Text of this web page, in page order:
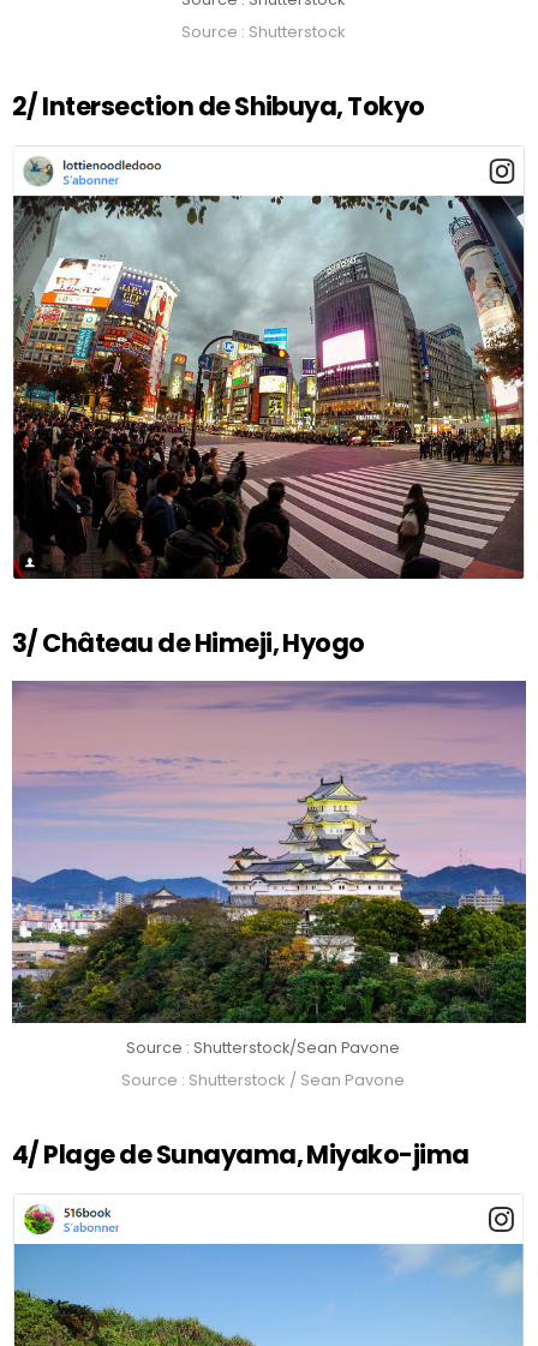
Source : Shutterstock
2/ Intersection de Shibuya, Tokyo
3/ Château de Himeji, Hyogo
Source : Shutterstock/Sean Pavone
Source : Shutterstock / Sean Pavone
4/ Plage de Sunayama, Miyako-jima